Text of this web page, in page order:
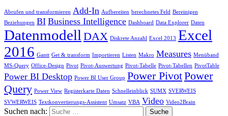
Abrufen und transformieren Add-In Aufbereiten berechnetes Feld Bereinigen
Beziehungen BI Business Intelligence Dashboard Data Explorer Daten
Datenmodell DAX Diskrete Anzahl Excel 2013 Excel
2016 Gantt Get & transform Importieren Listen Makro Measures Menüband
MS-Query Office-Design Pivot Pivot-Auswertung Pivot-Tabelle Pivot-Tabellen PivotTable
Power BI Desktop Power BI User Group Power PivotPower
Query Power View Registerkarte Daten Schnelleinblick SUMX SVERWEIS
SVWERWEIS Textkonvertierungs-Assistent Umsatz VBA Video Video2Brain
Suchen nach: